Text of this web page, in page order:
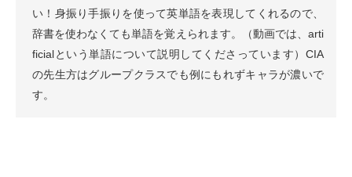
い！身振り手振りを使って英単語を表現してくれるので、
辞書を使わなくても単語を覚えられます。（動画では、arti
ficialという単語について説明してくださっています）CIA
の先生方はグループクラスでも例にもれずキャラが濃いで
す。